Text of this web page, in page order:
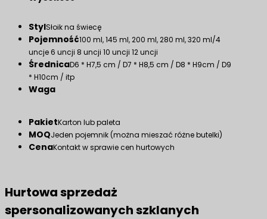
StylSłoik na świecę
Pojemność100 ml, 145 ml, 200 ml, 280 ml, 320 ml/4
uncje 6 uncji 8 uncji 10 uncji 12 uncji
ŚrednicaD6 * H7,5 cm / D7 * H8,5 cm / D8 * H9cm / D9
* H10cm / itp
Waga
PakietKarton lub paleta
MOQJeden pojemnik (można mieszać różne butelki)
CenaKontakt w sprawie cen hurtowych
Hurtowa sprzedaż
spersonalizowanych szklanych